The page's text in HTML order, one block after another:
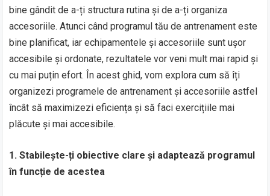
bine gândit de a-ți structura rutina și de a-ți organiza
accesoriile. Atunci când programul tău de antrenament este
bine planificat, iar echipamentele și accesoriile sunt ușor
accesibile și ordonate, rezultatele vor veni mult mai rapid și
cu mai puțin efort. În acest ghid, vom explora cum să îți
organizezi programele de antrenament și accesoriile astfel
încât să maximizezi eficiența și să faci exercițiile mai
plăcute și mai accesibile.
1. Stabilește-ți obiective clare și adaptează programul
în funcție de acestea